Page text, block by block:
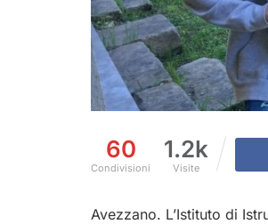
60
Condivisioni
1.2k
Visite
Avezzano. L’Istituto di